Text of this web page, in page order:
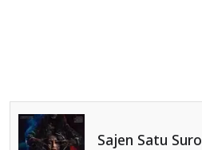
Sajen Satu Suro